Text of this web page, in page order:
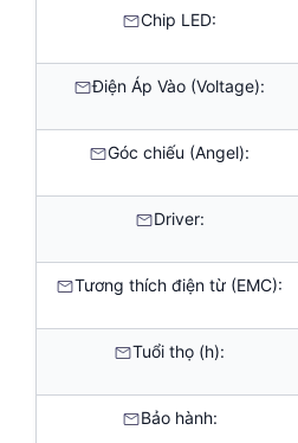
Chip LED:
Điện Áp Vào (Voltage):
Góc chiếu (Angel):
Driver:
Tương thích điện từ (EMC):
Tuổi thọ (h):
Bảo hành: